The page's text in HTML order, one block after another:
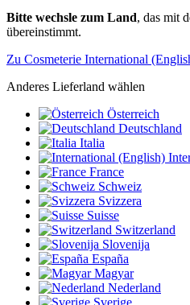
Bitte wechsle zum Land, das mit
übereinstimmt.
Zu Cosmeterie International
Anderes Lieferland wählen
Österreich
Deutschland
Italia
France
Schweiz
Svizzera
Suisse
Switzerland
Slovenija
España
Magyar
Nederland
Sverige